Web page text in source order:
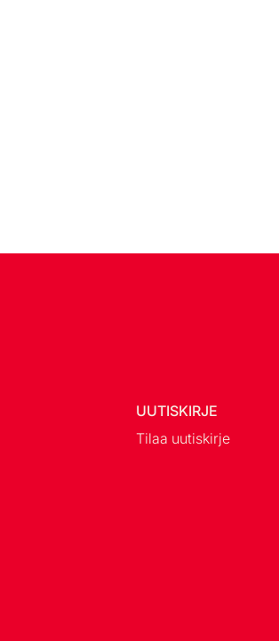
UUTISKIRJE
Tilaa uutiskirje